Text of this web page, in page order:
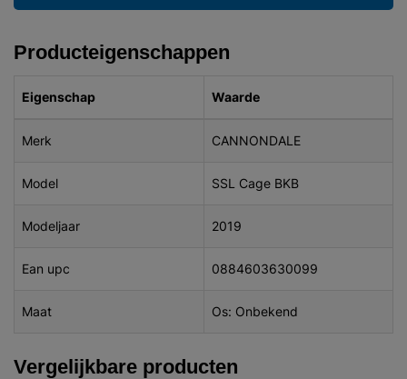
Producteigenschappen
Eigenschap Waarde
Merk CANNONDALE
Model SSL Cage BKB
Modeljaar 2019
Ean upc 0884603630099
Maat Os: Onbekend
Vergelijkbare producten